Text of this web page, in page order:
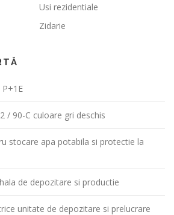
Usi rezidentiale
Zidarie
/ 90-C culoare gri deschis
stocare apa potabila si protectie la
de depozitare si productie
unitate de depozitare si prelucrare